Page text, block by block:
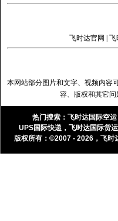
飞时达官网 飞
本网站部分图片和文字、视频内容
容、版权和其它
热门搜索： 飞时达国际空运
UPS国际快递 ， 飞时达国际货运
版权所有：©2007 - 2026， 飞时